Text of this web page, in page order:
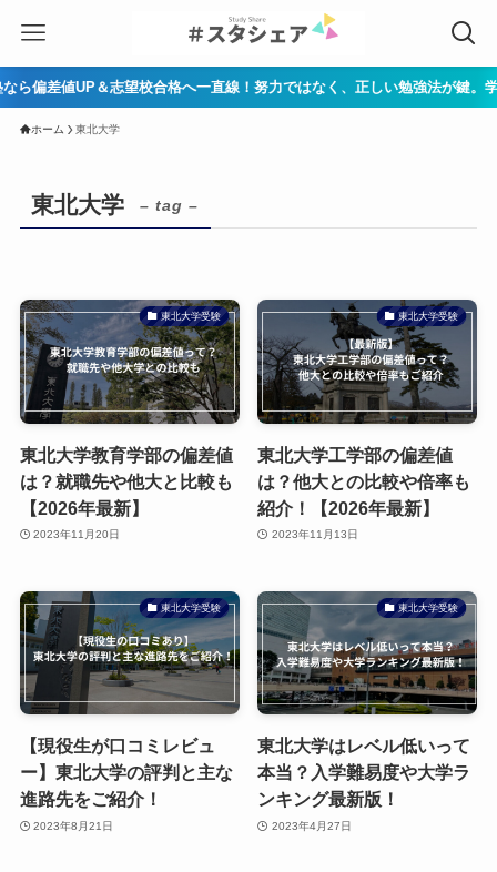
値UP＆志望校合格へ一直線！努力ではなく、正しい勉強法が鍵。学習コ
ホーム 東北大学
東北大学 – tag –
東北大学受験
東北大学教育学部の偏差値
は？就職先や他大と比較も
【2026年最新】
2023年11月20日
東北大学受験
東北大学工学部の偏差値
は？他大との比較や倍率も
紹介！【2026年最新】
2023年11月13日
東北大学受験
【現役生が口コミレビュ
ー】東北大学の評判と主な
進路先をご紹介！
2023年8月21日
東北大学受験
東北大学はレベル低いって
本当？入学難易度や大学ラ
ンキング最新版！
2023年4月27日